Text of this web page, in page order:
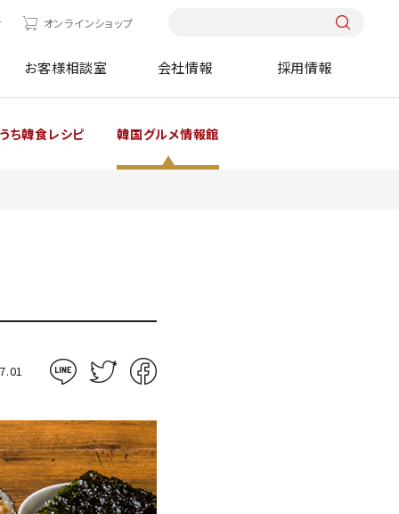
オンラインショップ
お客様相談室 会社情報 採用情報
ち韓食レシピ 韓国グルメ情報館